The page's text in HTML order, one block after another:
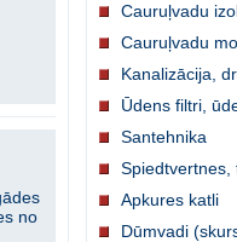
no
Cauruļvadu
Cauruļvadu
Kanalizācija,
Ūdens filtri,
Santehnika
Spiedtvertnes,
Apkures katli
Dūmvadi